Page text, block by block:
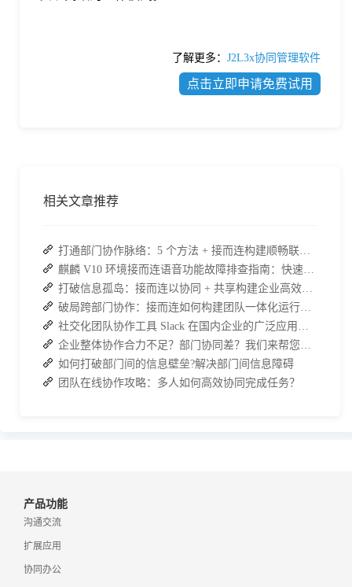
了解更多： J2L3x协同管理软件
点击立即申请免费试用
相关文章推荐
打通部门协作脉络：5 个方法 + 接而连构建顺畅联动团队
麒麟 V10 环境接而连语音功能故障排查指南：快速恢复高效协作
打破信息孤岛：接而连以协同 + 共享构建企业高效办公生态
破局跨部门协作：接而连如何构建团队一体化运行新格局
社交化团队协作工具 Slack 在国内企业的广泛应用：优点与局限性
企业整体协作合力不足？部门协同差？我们来帮您攻破！
如何打破部门间的信息壁垒?解决部门间信息障碍
团队在线协作攻略：多人如何高效协同完成任务？
产品功能
沟通交流
扩展应用
协同办公